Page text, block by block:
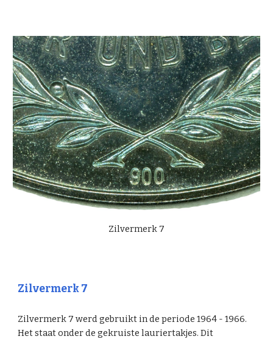
Zilvermerk 7
Zilvermerk 7
Zilvermerk 7 werd gebruikt in de periode 1964 - 1966.
Het staat onder de gekruiste lauriertakjes. Dit